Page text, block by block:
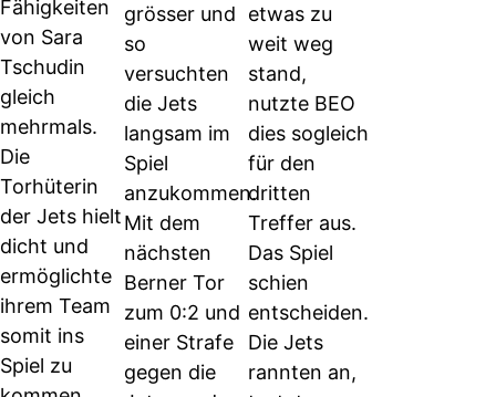
Fähigkeiten
von Sara
Tschudin
gleich
mehrmals.
Die
Torhüterin
der Jets hielt
dicht und
ermöglichte
ihrem Team
somit ins
Spiel zu
grösser und
so
versuchten
die Jets
langsam im
Spiel
anzukommen.
Mit dem
nächsten
Berner Tor
zum 0:2 und
einer Strafe
gegen die
etwas zu
weit weg
stand,
nutzte BEO
dies sogleich
für den
dritten
Treffer aus.
Das Spiel
schien
entscheiden.
Die Jets
rannten an,